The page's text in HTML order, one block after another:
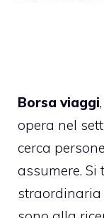
Borsa viaggi
opera nel
cerca
assumere. Si
straordinaria